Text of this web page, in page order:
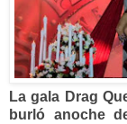
La gala Drag
burló anoche